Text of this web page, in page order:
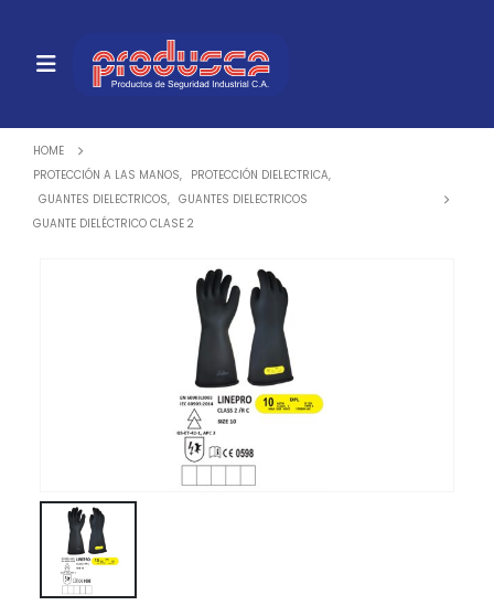
HOME
PROTECCIÓN A LAS MANOS
PROTECCIÓN DIELECTRICA
GUANTES DIELECTRICOS
GUANTES DIELECTRICOS
GUANTE DIELÉCTRICO CLASE 2